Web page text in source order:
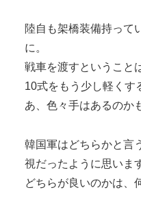
陸自も架橋装備持って
に。
戦車を渡すということ
10式をもう少し軽くす
あ、色々手はあるのか
韓国軍はどちらかと言
視だったように思いま
どちらが良いのかは、